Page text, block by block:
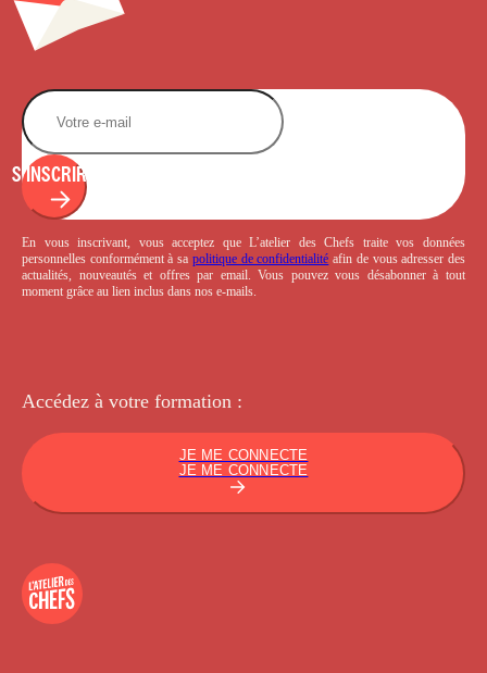
S'INSCRIRE
En vous inscrivant, vous acceptez que L’atelier des Chefs traite vos données
personnelles conformément à sa politique de confidentialité afin de vous adresser des
actualités, nouveautés et offres par email. Vous pouvez vous désabonner à tout
moment grâce au lien inclus dans nos e-mails.
Accédez à votre formation :
JE ME CONNECTE
JE ME CONNECTE